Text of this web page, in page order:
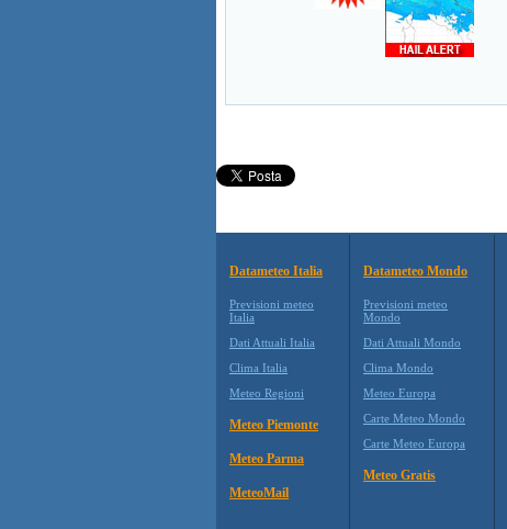
Datameteo Italia
Previsioni meteo
Italia
Dati Attuali Italia
Clima Italia
Meteo Regioni
Meteo Piemonte
Meteo Parma
MeteoMail
Datameteo Mondo
Previsioni meteo
Mondo
Dati Attuali Mondo
Clima Mondo
Meteo Europa
Carte Meteo Mondo
Carte Meteo Europa
Meteo Gratis